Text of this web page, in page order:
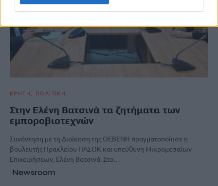
ΚΡΗΤΗ ΠΟΛΙΤΙΚΗ
Στην Ελένη Βατσινά τα ζητήματα των
εμποροβιοτεχνών
Συνάντηση με τη Διοίκηση της ΟΕΒΕΝΗ πραγματοποίησε η
βουλευτής Ηρακλείου ΠΑΣΟΚ και υπεύθυνη Μικρομεσαίων
Επιχειρήσεων, Ελένη Βατσινά. Στο…
Newsroom